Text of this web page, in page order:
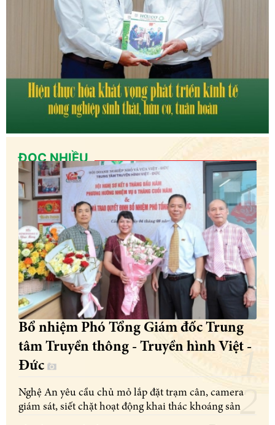
ĐỌC NHIỀU
Bổ nhiệm Phó Tổng Giám đốc Trung
tâm Truyền thông - Truyền hình Việt -
Đức
Nghệ An yêu cầu chủ mỏ lắp đặt trạm cân, camera
giám sát, siết chặt hoạt động khai thác khoáng sản